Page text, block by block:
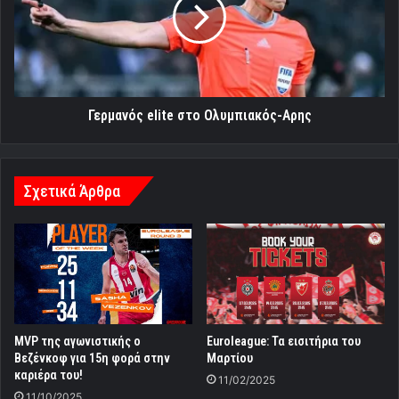
Αρης
Γερμανός elite στο Ολυμπιακός-Αρης
Σχετικά Άρθρα
MVP της αγωνιστικής ο
Βεζένκοφ για 15η φορά στην
καριέρα του!
Euroleague: Τα εισιτήρια του
Μαρτίου
11/02/2025